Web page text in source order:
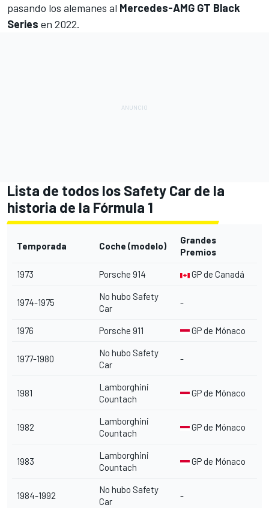
pasando los alemanes al Mercedes-AMG GT Black
Series en 2022.
Lista de todos los Safety Car de la
historia de la Fórmula 1
Temporada Coche (modelo)
Grandes
Premios
1973 Porsche 914 GP de Canadá
1974-1975
No hubo Safety
Car
-
1976 Porsche 911 GP de Mónaco
1977-1980
No hubo Safety
Car
-
1981
Lamborghini
Countach
GP de Mónaco
1982
Lamborghini
Countach
GP de Mónaco
1983
Lamborghini
Countach
GP de Mónaco
1984-1992
No hubo Safety
Car
-